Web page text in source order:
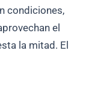
condiciones,
el
la mitad. El